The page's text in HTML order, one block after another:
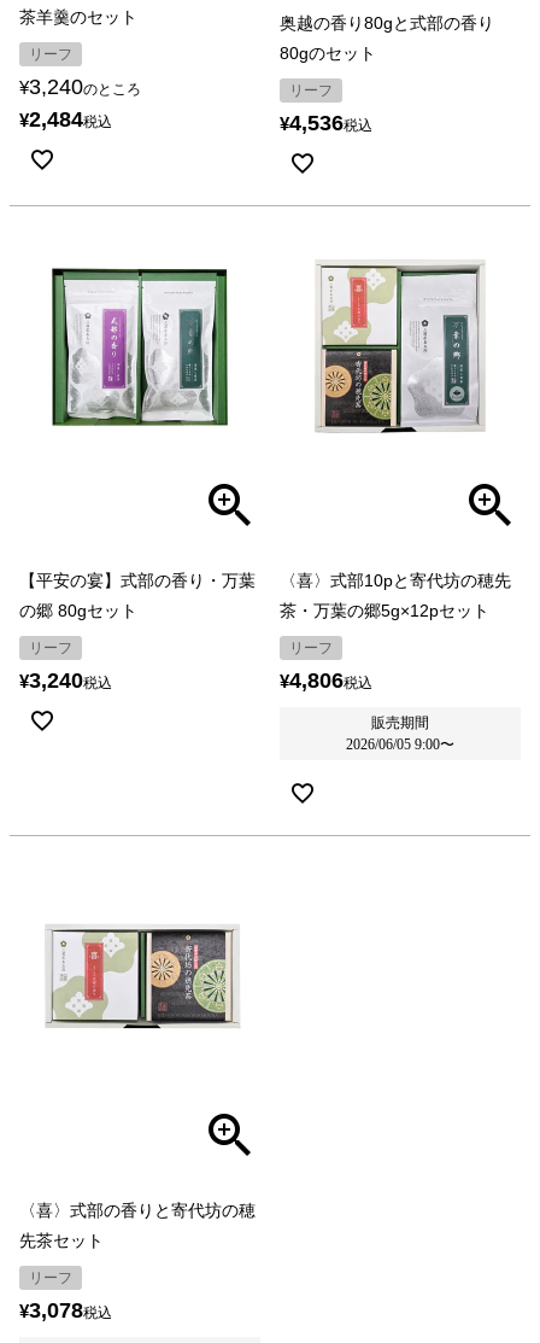
茶羊羹のセット
リーフ
¥3,240のところ
¥2,484税込
奥越の香り80gと式部の香り
80gのセット
リーフ
¥4,536税込
【平安の宴】式部の香り・万葉
の郷 80gセット
リーフ
¥3,240税込
〈喜〉式部10pと寄代坊の穂先
茶・万葉の郷5g×12pセット
リーフ
¥4,806税込
販売期間
2026/06/05 9:00〜
〈喜〉式部の香りと寄代坊の穂
先茶セット
リーフ
¥3,078税込